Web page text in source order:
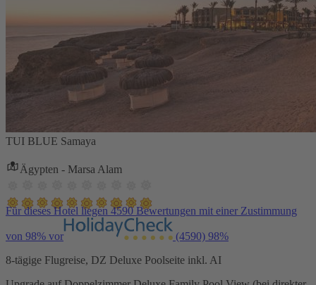
TUI BLUE Samaya
Ägypten - Marsa Alam
Für dieses Hotel liegen 4590 Bewertungen mit einer Zustimmung
von 98% vor (4590) 98%
8-tägige Flugreise, DZ Deluxe Poolseite inkl. AI